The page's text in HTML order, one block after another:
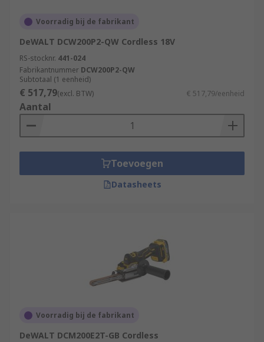
Voorradig bij de fabrikant
DeWALT DCW200P2-QW Cordless 18V
RS-stocknr. 441-024
Fabrikantnummer DCW200P2-QW
Subtotaal (1 eenheid)
€ 517,79(excl. BTW) € 517,79/eenheid
Aantal
Toevoegen
Datasheets
Voorradig bij de fabrikant
DeWALT DCM200E2T-GB Cordless